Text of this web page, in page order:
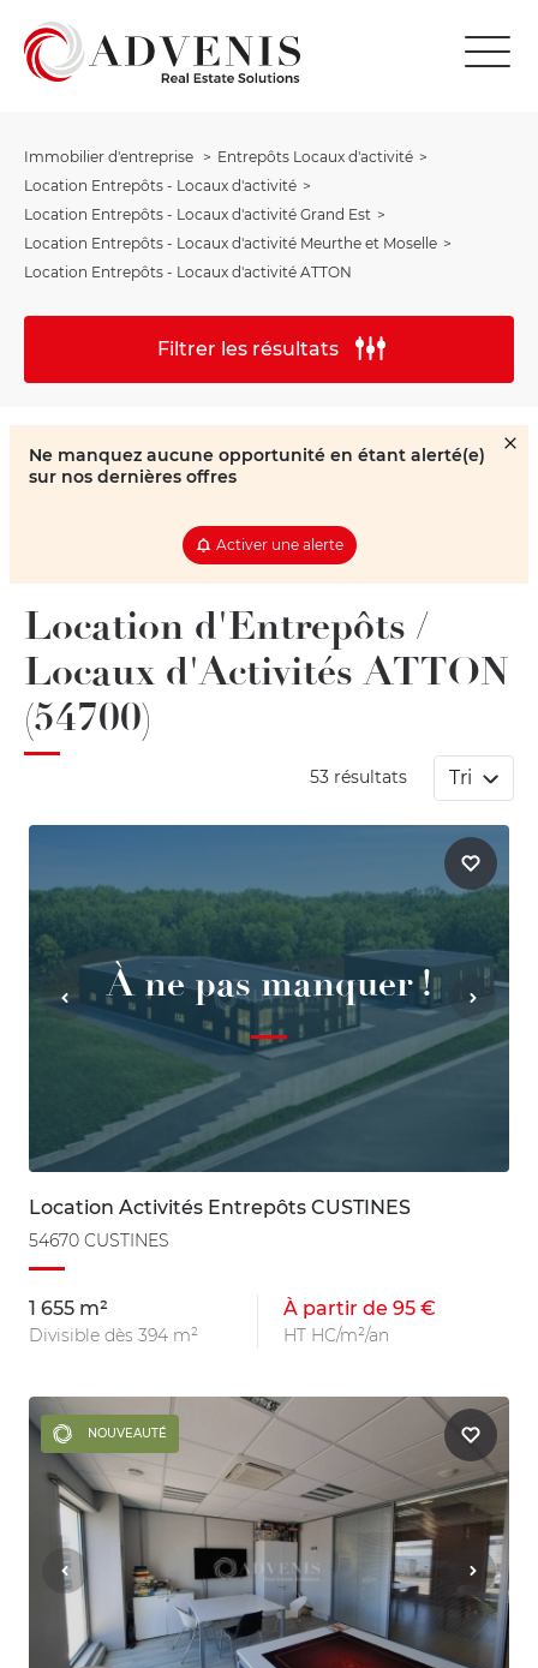
Immobilier d'entreprise
Entrepôts Locaux d'activité
Location Entrepôts - Locaux d'activité
Location Entrepôts - Locaux d'activité Grand Est
Location Entrepôts - Locaux d'activité Meurthe et Moselle
Location Entrepôts - Locaux d'activité ATTON
Filtrer les résultats
Ne manquez aucune opportunité en étant alerté(e)
sur nos dernières offres
Activer une alerte
Location d'Entrepôts /
Locaux d'Activités ATTON
(54700)
53 résultats Tri
À ne pas manquer !
Location Activités Entrepôts CUSTINES
54670 CUSTINES
1 655 m²
Divisible dès 394 m²
À partir de 95 €
HT HC/m²/an
NOUVEAUTÉ